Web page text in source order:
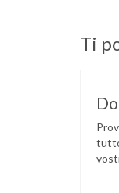
Ti